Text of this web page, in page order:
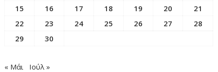
15
16 17 18 19 20
21
22
23 24 25 26 27
28
29
30
« Μάι Ιούλ »